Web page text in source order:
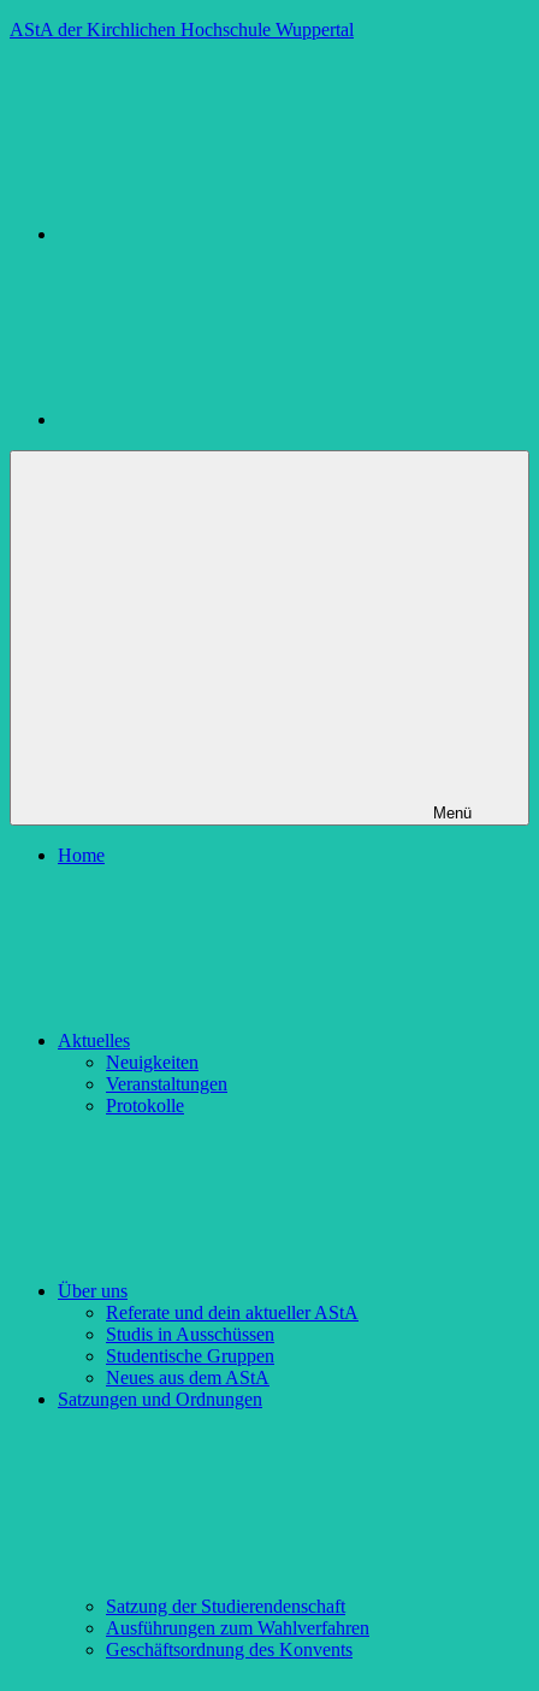
Zum
AStA der Kirchlichen Hochschule Wuppertal
Menü
Home
Aktuelles
Neuigkeiten
Veranstaltungen
Protokolle
Über uns
Referate und dein aktueller AStA
Studis in Ausschüssen
Studentische Gruppen
Neues aus dem AStA
Satzungen und Ordnungen
Satzung der Studierendenschaft
Ausführungen zum Wahlverfahren
Geschäftsordnung des Konvents